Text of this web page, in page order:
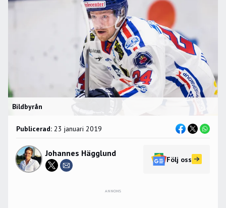
Bildbyrån
Publicerad: 23 januari 2019
Johannes Hägglund
Följ oss
ANNONS